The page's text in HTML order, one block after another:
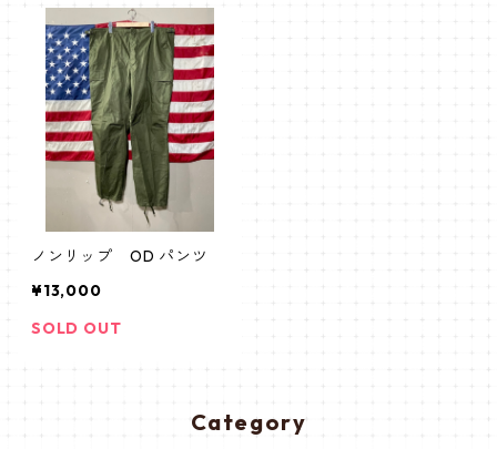
ノンリップ OD パンツ
¥13,000
SOLD OUT
Category